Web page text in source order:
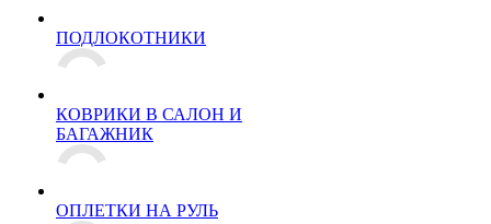
ПОДЛОКОТНИКИ
КОВРИКИ В САЛОН И
БАГАЖНИК
ОПЛЕТКИ НА РУЛЬ